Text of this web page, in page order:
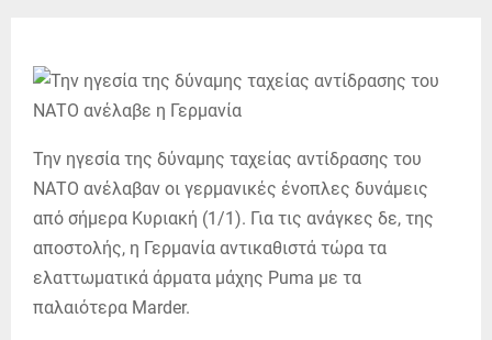
Την ηγεσία της δύναμης ταχείας αντίδρασης του
ΝΑΤΟ ανέλαβαν οι γερμανικές ένοπλες δυνάμεις
από σήμερα Κυριακή (1/1). Για τις ανάγκες δε, της
αποστολής, η Γερμανία αντικαθιστά τώρα τα
ελαττωματικά άρματα μάχης Puma με τα
παλαιότερα Marder.